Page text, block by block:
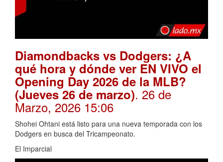
Diamondbacks vs Dodgers: ¿A
qué hora y dónde ver EN VIVO el
Opening Day 2026 de la MLB?
(Jueves 26 de marzo). 26 de
Marzo, 2026 15:06
Shohei Ohtani está listo para una nueva temporada con los
Dodgers en busca del Tricampeonato.
El Imparcial